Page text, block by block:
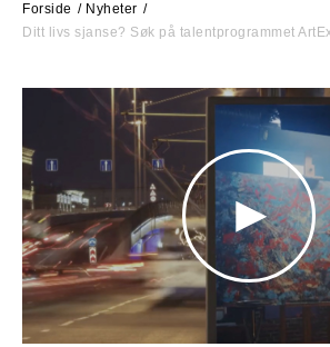
Forside
Nyheter
Ditt livs sjanse? Søk på talentprogrammet